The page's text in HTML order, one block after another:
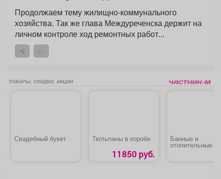
Продолжаем тему жилищно-коммунального
хозяйства. Так же глава Междуреченска держит на
личном контроле ход ремонтных работ...
ТОВАРЫ, СКИДКИ, АКЦИИ
Свадебный букет Тюльпаны в коробе
11850 руб.
Банные и
отопительные